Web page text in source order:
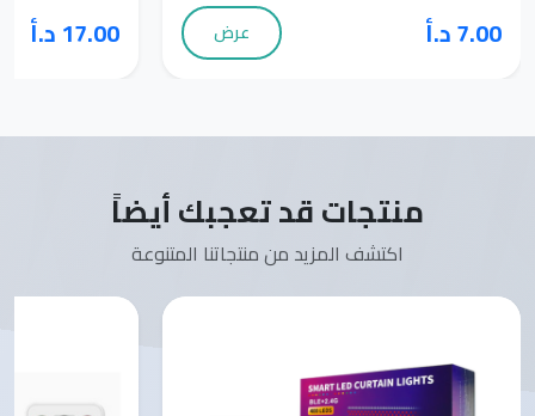
7.00 د.أ عرض 17.00 د.أ
منتجات قد تعجبك أيضاً
اكتشف المزيد من منتجاتنا المتنوعة